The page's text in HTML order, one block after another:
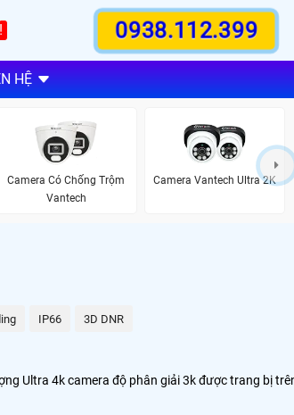
0938.112.399
HỆ
Camera Có Chống Trộm
Vantech
Camera Vantech Ultra 2K
IP66 3D DNR
Ultra 4k camera độ phân giải 3k được trang bị